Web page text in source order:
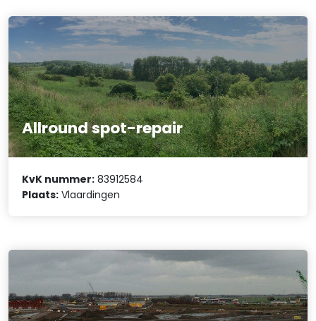
Allround spot-repair
KvK nummer: 83912584
Plaats: Vlaardingen